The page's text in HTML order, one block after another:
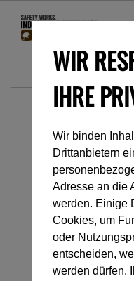
WIR
IHRE
Wir binden
Drittanbietern
Adresse an die
werden. Einige
Cookies, um
oder
entscheiden,
werden dürfen.